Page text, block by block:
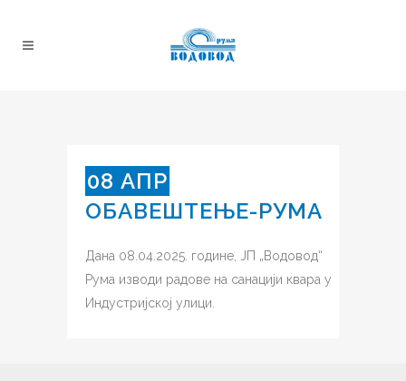
08 АПР
ОБАВЕШТЕЊЕ-РУМА
Дана 08.04.2025. године, ЈП „Водовод“
Рума изводи радове на санацији квара у
Индустријској улици.